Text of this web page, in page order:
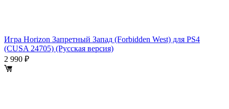
Игра Horizon Запретный Запад (Forbidden West) для PS4
(CUSA 24705) (Русская версия)
2 990 ₽